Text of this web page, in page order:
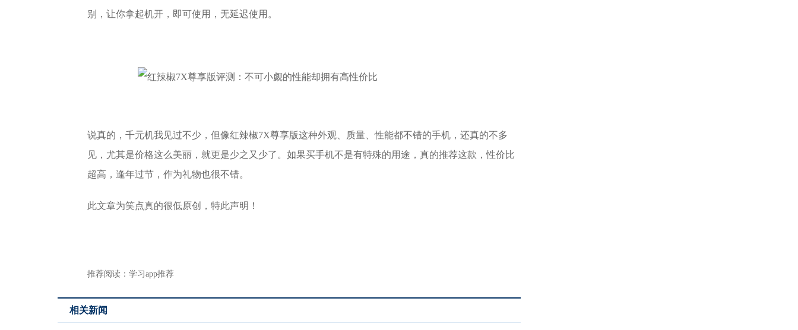
别，让你拿起机开，即可使用，无延迟使用。
说真的，千元机我见过不少，但像红辣椒7X尊享版这种外观、质量、性能都不错的手机，还真的不多
见，尤其是价格这么美丽，就更是少之又少了。如果买手机不是有特殊的用途，真的推荐这款，性价比
超高，逢年过节，作为礼物也很不错。
此文章为笑点真的很低原创，特此声明！
推荐阅读： 学习app推荐
相关新闻